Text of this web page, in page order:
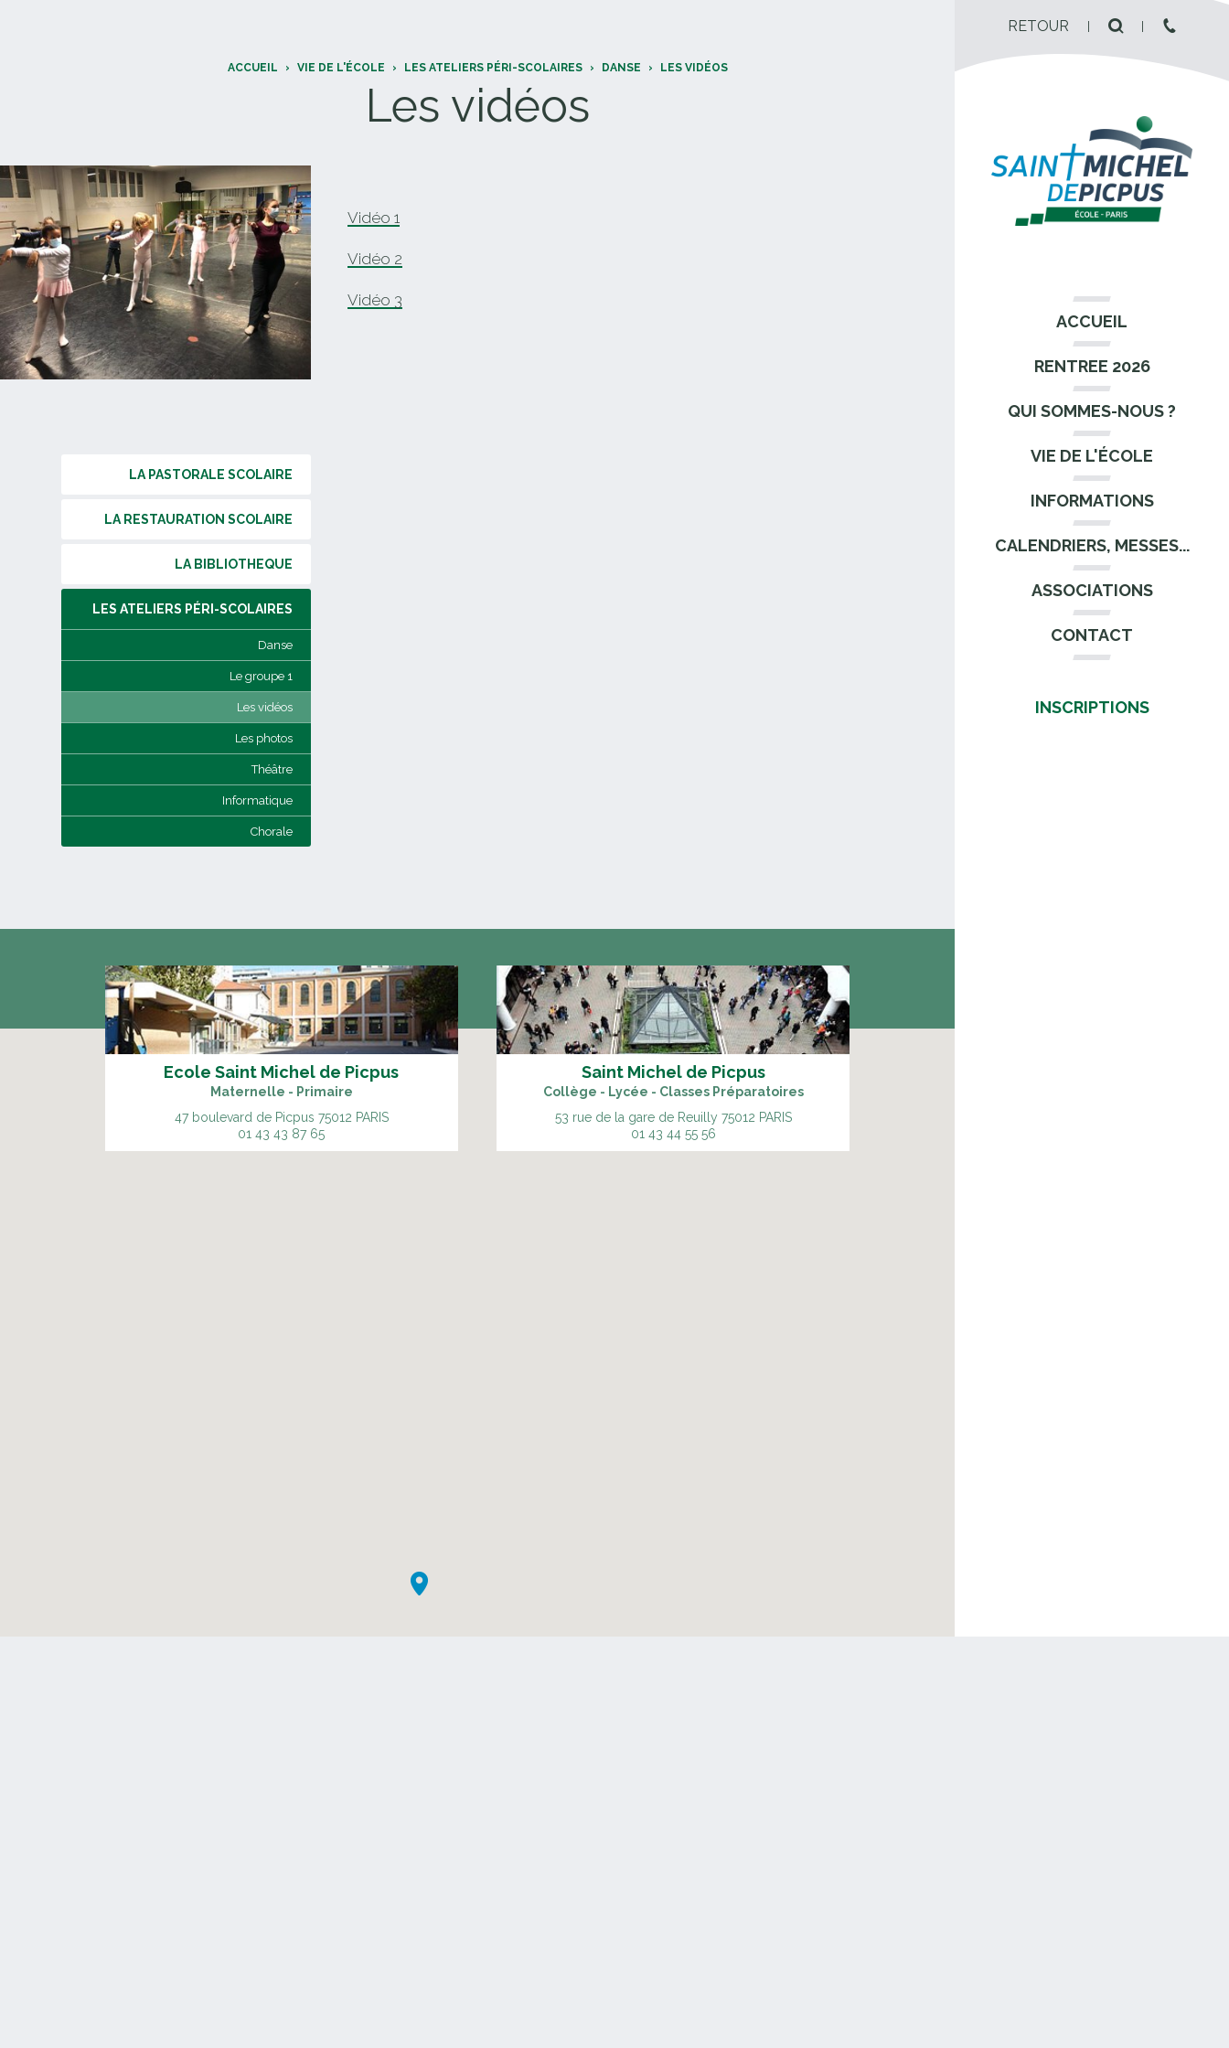
RETOUR
ACCUEIL
RENTREE 2026
QUI SOMMES-NOUS ?
VIE DE L'ÉCOLE
INFORMATIONS
CALENDRIERS, MESSES...
ASSOCIATIONS
CONTACT
INSCRIPTIONS
ACCUEIL › VIE DE L'ÉCOLE › LES ATELIERS PÉRI-SCOLAIRES › DANSE › LES VIDÉOS
Les vidéos
LA PASTORALE SCOLAIRE
LA RESTAURATION SCOLAIRE
LA BIBLIOTHEQUE
LES ATELIERS PÉRI-SCOLAIRES
Danse
Le groupe 1
Les vidéos
Les photos
Théâtre
Informatique
Chorale
Vidéo 1
Vidéo 2
Vidéo 3
Ecole Saint Michel de Picpus
Maternelle - Primaire
47 boulevard de Picpus 75012 PARIS
01 43 43 87 65
Saint Michel de Picpus
Collège - Lycée - Classes Préparatoires
53 rue de la gare de Reuilly 75012 PARIS
01 43 44 55 56